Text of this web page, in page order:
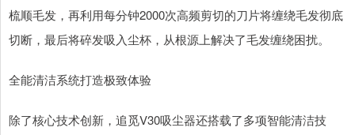
梳顺毛发，再利用每分钟2000次高频剪切的刀片将缠绕毛发彻底
切断，最后将碎发吸入尘杯，从根源上解决了毛发缠绕困扰。
全能清洁系统打造极致体验
除了核心技术创新，追觅V30吸尘器还搭载了多项智能清洁技